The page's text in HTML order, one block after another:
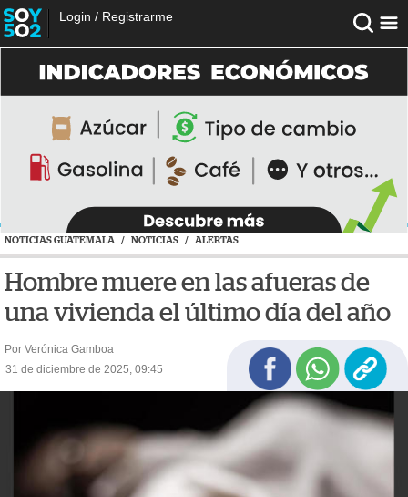
Login / Registrarme
NOTICIAS GUATEMALA / NOTICIAS / ALERTAS
Hombre muere en las afueras de
una vivienda el último día del año
Por Verónica Gamboa
31 de diciembre de 2025, 09:45